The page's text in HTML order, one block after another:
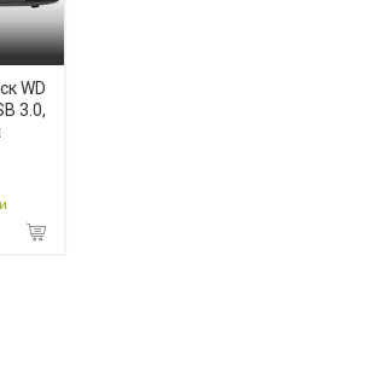
WD
3.0,